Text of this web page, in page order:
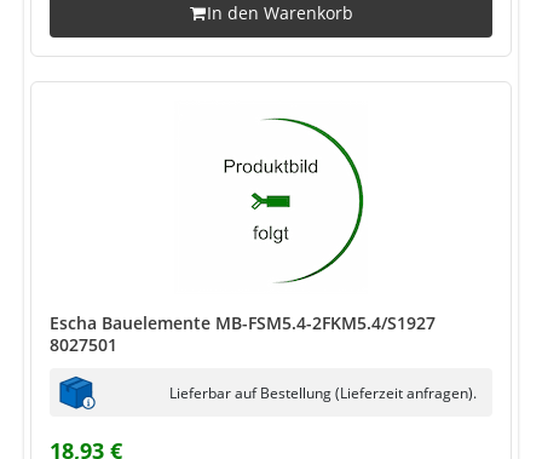
In den Warenkorb
Escha Bauelemente MB-FSM5.4-2FKM5.4/S1927
8027501
Lieferbar auf Bestellung (Lieferzeit anfragen).
18,93 €